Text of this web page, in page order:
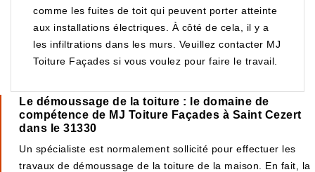
comme les fuites de toit qui peuvent porter atteinte
aux installations électriques. À côté de cela, il y a
les infiltrations dans les murs. Veuillez contacter MJ
Toiture Façades si vous voulez pour faire le travail.
Le démoussage de la toiture : le domaine de
compétence de MJ Toiture Façades à Saint Cezert
dans le 31330
Un spécialiste est normalement sollicité pour effectuer les
travaux de démoussage de la toiture de la maison. En fait, la